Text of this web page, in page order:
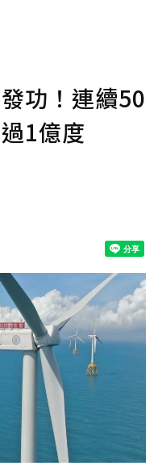
功！連續50
1億度